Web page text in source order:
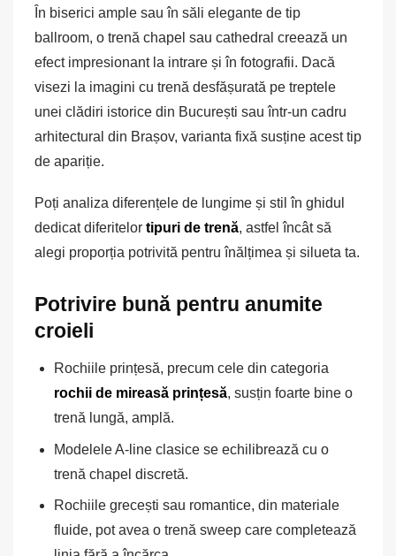
În biserici ample sau în săli elegante de tip
ballroom, o trenă chapel sau cathedral creează un
efect impresionant la intrare și în fotografii. Dacă
visezi la imagini cu trenă desfășurată pe treptele
unei clădiri istorice din București sau într-un cadru
arhitectural din Brașov, varianta fixă susține acest tip
de apariție.
Poți analiza diferențele de lungime și stil în ghidul
dedicat diferitelor tipuri de trenă, astfel încât să
alegi proporția potrivită pentru înălțimea și silueta ta.
Potrivire bună pentru anumite
croieli
Rochiile prințesă, precum cele din categoria
rochii de mireasă prințesă, susțin foarte bine o
trenă lungă, amplă.
Modelele A-line clasice se echilibrează cu o
trenă chapel discretă.
Rochiile grecești sau romantice, din materiale
fluide, pot avea o trenă sweep care completează